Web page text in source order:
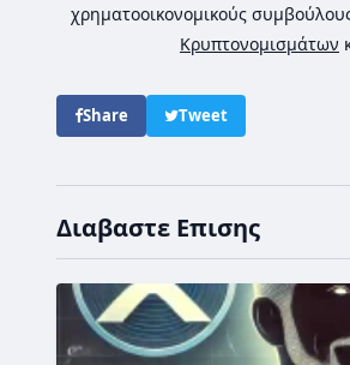
χρηματοοικονομικούς
Κρυπτονομισμάτων
Share Tweet
Διαβαστε Επισης